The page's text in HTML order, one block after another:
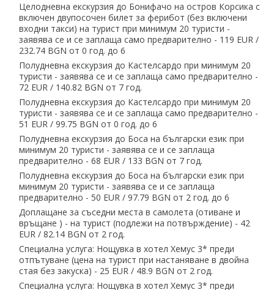
Целодневна екскурзия до Бонифачо на остров Корсика с
включен двупосочен билет за ферибот (без включени
входни такси) на турист при минимум 20 туристи -
заявява се и се заплаща само предварително - 119 EUR ∕
232.74 BGN от 0 год. до 6
Полудневна екскурзия до Кастелсардо при минимум 20
туристи - заявява се и се заплаща само предварително -
72 EUR ∕ 140.82 BGN от 7 год.
Полудневна екскурзия до Кастелсардо при минимум 20
туристи - заявява се и се заплаща само предварително -
51 EUR ∕ 99.75 BGN от 0 год. до 6
Полудневна екскурзия до Боса на български език при
минимум 20 туристи - заявява се и се заплаща
предварително - 68 EUR ∕ 133 BGN от 7 год.
Полудневна екскурзия до Боса на български език при
минимум 20 туристи - заявява се и се заплаща
предварително - 50 EUR ∕ 97.79 BGN от 2 год. до 6
Доплащане за съседни места в самолета (отиване и
връщане ) - на турист (подлежи на потвърждение) - 42
EUR ∕ 82.14 BGN от 2 год.
Специална услуга: Нощувка в хотел Хемус 3* преди
отпътуване (цена на турист при настаняване в двойна
стая без закуска) - 25 EUR ∕ 48.9 BGN от 2 год.
Специална услуга: Нощувка в хотел Хемус 3* преди